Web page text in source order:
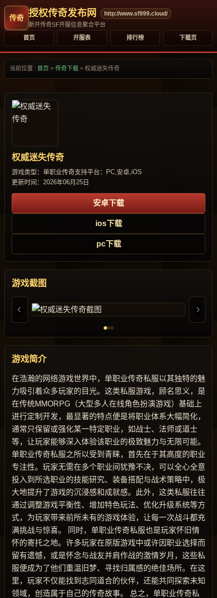
授权传奇发布网
http://www.sf999.cloud/
新开传奇SF开服信息聚合平台
首页
开服表 排行榜 下载页
当前位置 : 首页 > 传奇下载 > 权威迷失传奇
权威迷失传奇
游戏类型：单职业传奇支持平台：PC,安卓,iOS
更新时间：2026年06月25日
安卓下载
ios下载
pc下载
游戏截图
游戏简介
在浩瀚的网络游戏世界中，单职业传奇私服以其独特的魅
力吸引着众多玩家的目光。这类私服游戏，顾名思义，是
在传统MMORPG（大型多人在线角色扮演游戏）基础上
进行定制开发，最显著的特点便是将职业体系大幅简化，
通常只保留或强化某一特定职业，如战士、法师或道士
等，让玩家能够深入体验该职业的极致魅力与无限可能。
单职业传奇私服之所以受到青睐，首先在于其高度的职业
专注性。玩家无需在多个职业间犹豫不决，可以全心全意
投入到所选职业的技能研究、装备搭配与战术策略中，极
大地提升了游戏的沉浸感和成就感。此外，这类私服往往
通过调整游戏平衡性、增加特色玩法、优化升级系统等方
式，为玩家带来前所未有的游戏体验，让每一次战斗都充
满挑战与惊喜。 同时，单职业传奇私服也是玩家怀旧情
怀的寄托之地。许多玩家在原版游戏中或许因职业选择而
留有遗憾，或是怀念与战友并肩作战的激情岁月，这些私
服便成为了他们重温旧梦、寻找归属感的绝佳场所。在这
里，玩家不仅能找到志同道合的伙伴，还能共同探索未知
领域，创造属于自己的传奇故事。 总之，单职业传奇私